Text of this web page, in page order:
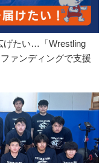
げたい…「Wrestling
ァンディングで支援